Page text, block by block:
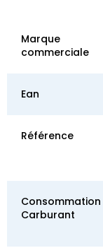
Marque
commerciale
Ean
Référence
Consommation
Carburant